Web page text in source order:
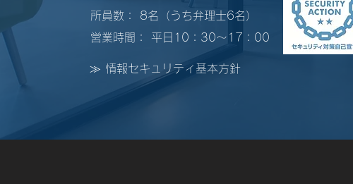
所員数： 8名（うち弁理士6名）
営業時間： 平日10：30～17：00
≫ 情報セキュリティ基本方針